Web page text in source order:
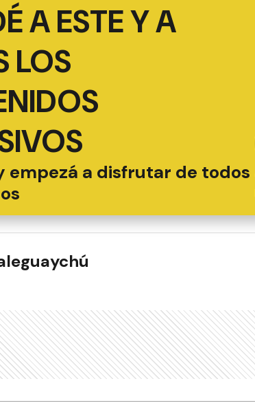
A ESTE Y A
LOS
empezá a disfrutar de todos